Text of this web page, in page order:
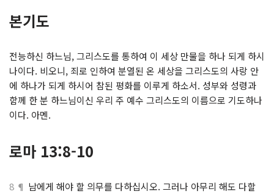
본기도
전능하신 하느님, 그리스도를 통하여 이 세상 만물을 하나 되게 하시
나이다. 비오니, 죄로 인하여 분열된 온 세상을 그리스도의 사랑 안
에 하나가 되게 하시어 참된 평화를 이루게 하소서. 성부와 성령과
함께 한 분 하느님이신 우리 주 예수 그리스도의 이름으로 기도하나
이다. 아멘.
로마 13:8-10
8 ¶ 남에게 해야 할 의무를 다하십시오. 그러나 아무리 해도 다할